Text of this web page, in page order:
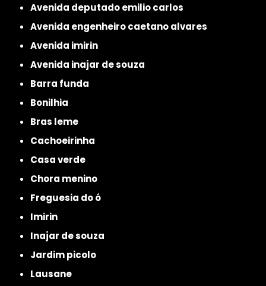
avenida deputado emilio carlos
avenida engenheiro caetano alvares
avenida imirin
avenida inajar de souza
barra funda
bonilhia
bras leme
cachoeirinha
casa verde
chora menino
freguesia do ó
imirin
inajar de souza
jardim picolo
lausane